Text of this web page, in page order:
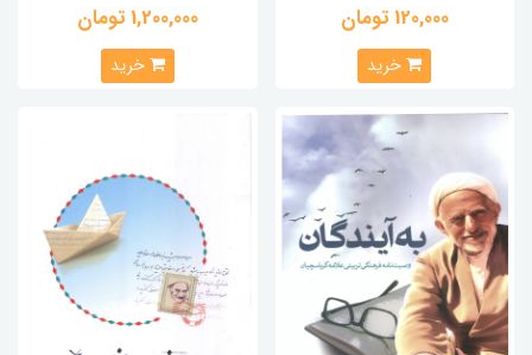
120,000 تومان
خرید
1,200,000 تومان
خرید